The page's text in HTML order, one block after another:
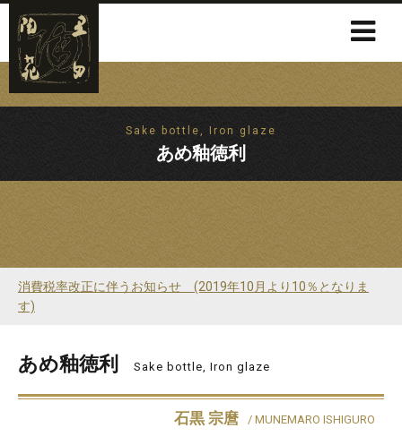
Sake bottle, Iron glaze
あめ釉徳利
消費税率改正に伴うお知らせ (2019年10月より10％となりま
す)
あめ釉徳利 Sake bottle, Iron glaze
石黒 宗麿 / MUNEMARO ISHIGURO